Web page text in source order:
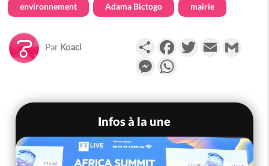
environnement Adama Bictogo mairie
Par Koaci PartagerFacebookTwitterEmail
Messenger
Infos à la une